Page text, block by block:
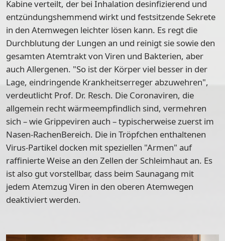
Kabine verteilt, der bei Inhalation desinfizierend und
entzündungshemmend wirkt und festsitzende Sekrete
in den Atemwegen leichter lösen kann. Es regt die
Durchblutung der Lungen an und reinigt sie sowie den
gesamten Atemtrakt von Viren und Bakterien, aber
auch Allergenen. "So ist der Körper viel besser in der
Lage, eindringende Krankheitserreger abzuwehren",
verdeutlicht Prof. Dr. Resch. Die Coronaviren, die
allgemein recht wärmeempfindlich sind, vermehren
sich – wie Grippeviren auch – typischerweise zuerst im
Nasen-RachenBereich. Die in Tröpfchen enthaltenen
Virus-Partikel docken mit speziellen "Armen" auf
raffinierte Weise an den Zellen der Schleimhaut an. Es
ist also gut vorstellbar, dass beim Saunagang mit
jedem Atemzug Viren in den oberen Atemwegen
deaktiviert werden.